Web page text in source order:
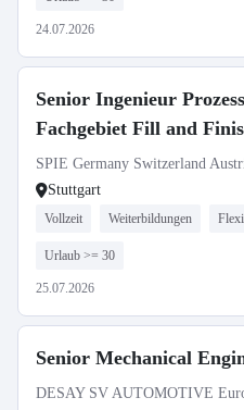
24.07.2026
Senior Ingenieur
Fachgebiet Fill and
SPIE Germany Switzerland
Stuttgart
Vollzeit Weiterbildungen
Urlaub >= 30
25.07.2026
Senior Mechanical
DESAY SV AUTOMOTIVE